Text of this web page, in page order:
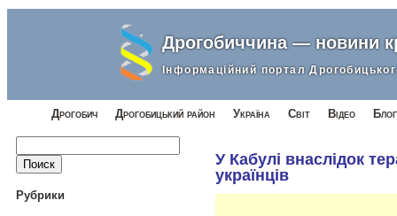
Дрогобиччина — новини
Інформаційний портал
Дрогобич Дрогобицький район Україна Світ Відео
Найти:
Рубрики
У Кабулі внаслідок
українців